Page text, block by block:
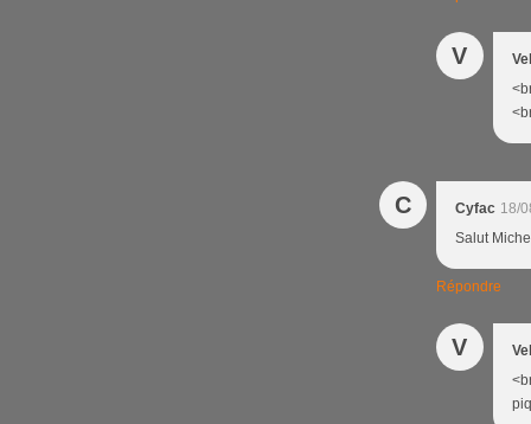
V
C Cyfac 18/
Salut
Répondre
V